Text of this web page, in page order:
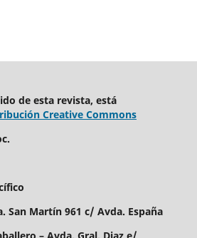
de esta revista, está
Creative Commons
San Martín 961 c/ Avda. España